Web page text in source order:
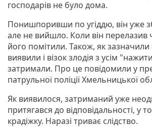
господарів не було дома.
Понишпоривши по угіддю, він уже
але не вийшло. Коли він перелазив
його помітили. Також, як
виявили і візок злодія з усім
затримали. Про це повідомили у
патрульної поліції Хмельницької
Як виявилося, затриманий уже
притягався до відповідальності, у
крадіжку. Наразі триває слідство.